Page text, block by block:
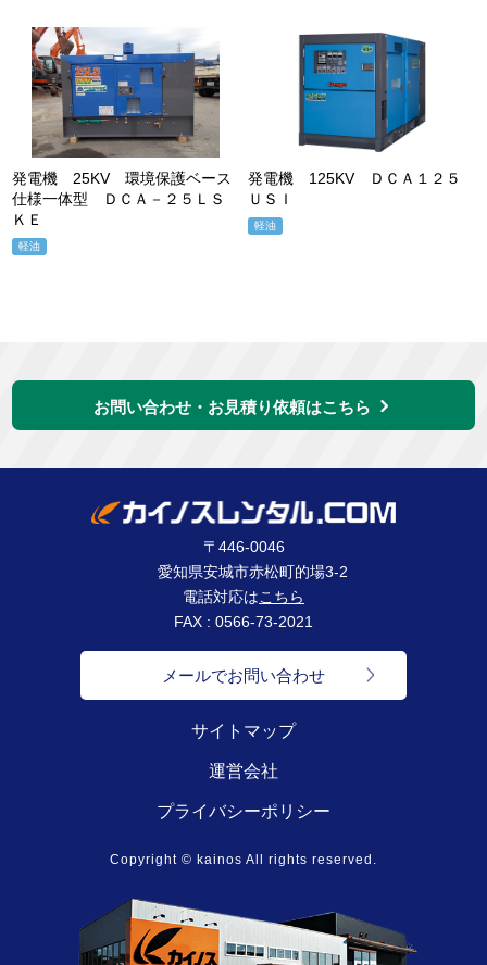
発電機 25KV 環境保護ベース
仕様一体型 ＤＣＡ－２５ＬＳ
ＫＥ
軽油
発電機 125KV ＤＣＡ１２５
ＵＳＩ
軽油
お問い合わせ・お見積り依頼はこちら
〒446-0046
愛知県安城市赤松町的場3-2
電話対応はこちら
FAX : 0566-73-2021
メールでお問い合わせ
サイトマップ
運営会社
プライバシーポリシー
Copyright © kainos All rights reserved.